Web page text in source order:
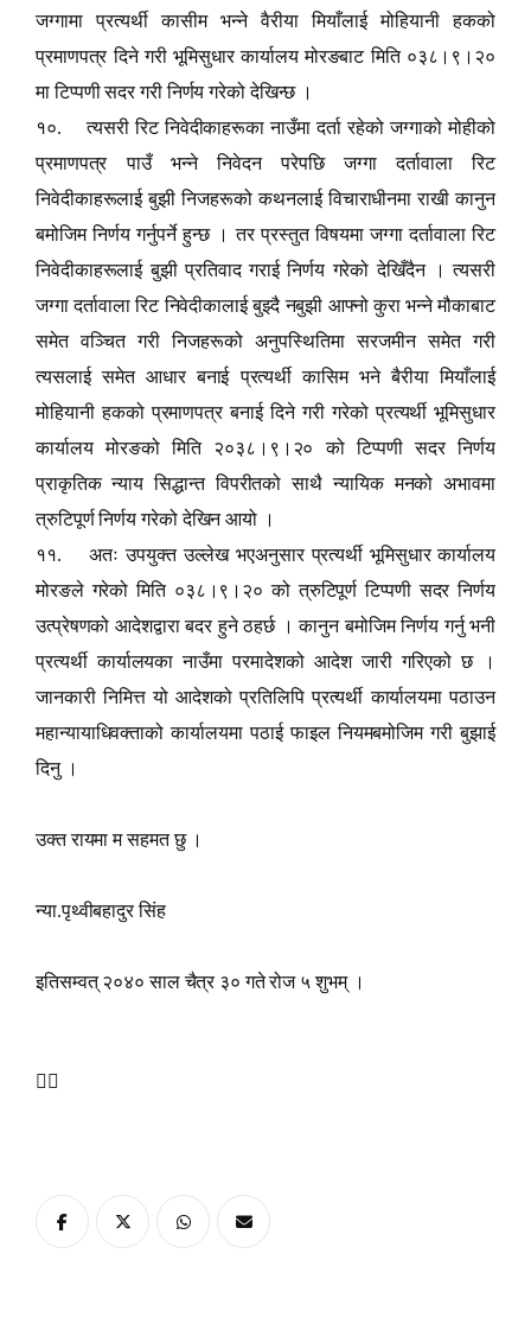
जग्गामा प्रत्यर्थी कासीम भन्ने वैरीया मियाँलाई मोहियानी हकको
प्रमाणपत्र दिने गरी भूमिसुधार कार्यालय मोरङबाट मिति ०३८।९।२०
मा टिप्पणी सदर गरी निर्णय गरेको देखिन्छ ।
१०. त्यसरी रिट निवेदीकाहरूका नाउँमा दर्ता रहेको जग्गाको मोहीको
प्रमाणपत्र पाउँ भन्ने निवेदन परेपछि जग्गा दर्तावाला रिट
निवेदीकाहरूलाई बुझी निजहरूको कथनलाई विचाराधीनमा राखी कानुन
बमोजिम निर्णय गर्नुपर्ने हुन्छ । तर प्रस्तुत विषयमा जग्गा दर्तावाला रिट
निवेदीकाहरूलाई बुझी प्रतिवाद गराई निर्णय गरेको देखिँदैन । त्यसरी
जग्गा दर्तावाला रिट निवेदीकालाई बुझ्दै नबुझी आफ्नो कुरा भन्ने मौकाबाट
समेत वञ्चित गरी निजहरूको अनुपस्थितिमा सरजमीन समेत गरी
त्यसलाई समेत आधार बनाई प्रत्यर्थी कासिम भने बैरीया मियाँलाई
मोहियानी हकको प्रमाणपत्र बनाई दिने गरी गरेको प्रत्यर्थी भूमिसुधार
कार्यालय मोरङको मिति २०३८।९।२० को टिप्पणी सदर निर्णय
प्राकृतिक न्याय सिद्धान्त विपरीतको साथै न्यायिक मनको अभावमा
त्रुटिपूर्ण निर्णय गरेको देखिन आयो ।
११. अतः उपयुक्त उल्लेख भएअनुसार प्रत्यर्थी भूमिसुधार कार्यालय
मोरङले गरेको मिति ०३८।९।२० को त्रुटिपूर्ण टिप्पणी सदर निर्णय
उत्प्रेषणको आदेशद्वारा बदर हुने ठहर्छ । कानुन बमोजिम निर्णय गर्नु भनी
प्रत्यर्थी कार्यालयका नाउँमा परमादेशको आदेश जारी गरिएको छ ।
जानकारी निमित्त यो आदेशको प्रतिलिपि प्रत्यर्थी कार्यालयमा पठाउन
महान्यायाधिवक्ताको कार्यालयमा पठाई फाइल नियमबमोजिम गरी बुझाई
दिनु ।
उक्त रायमा म सहमत छु ।
न्या.पृथ्वीबहादुर सिंह
इतिसम्वत् २०४० साल चैत्र ३० गते रोज ५ शुभम् ।
